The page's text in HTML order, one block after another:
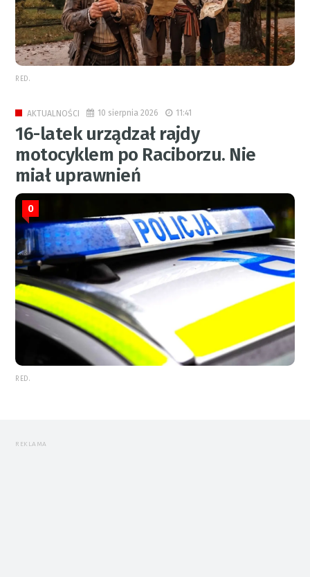
RED.
AKTUALNOŚCI 10 sierpnia 2026 11:41
16-latek urządzał rajdy
motocyklem po Raciborzu. Nie
miał uprawnień
0
RED.
REKLAMA